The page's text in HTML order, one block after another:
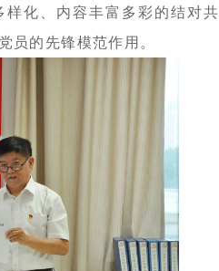
化、内容丰富多彩的结对共
员的先锋模范作用。